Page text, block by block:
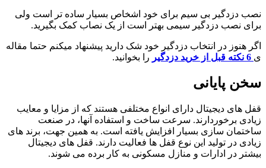
نصب دزدگیر بی سیم برای خود اشخاص بسیار ساده تر است ولی
برای نصب دزدگیر سیمی بهتر است از یک نصاب کمک بگیرید.
اگر هنوز در انتخاب دزدگیر خود شک دارید پیشنهاد میکنم حتما مقاله
ی 6 نکته قبل از خرید دزدگیر را بخوانید.
سخن پایانی
قفل های دیجیتال دارای انواع مختلفی هستند که از مزایا و معایب
زیادی برخوردارند. سرعت ساخت و استفاده آنها، در صنعت
ساختمان سازی بسیار افزایش یافته است. به همین جهت، برند های
زیادی در تولید این نوع قفل ها فعالیت دارند. قفل های دیجیتال
بیشتر در ادارات و منازل مسکونی به کار برده می شوند.